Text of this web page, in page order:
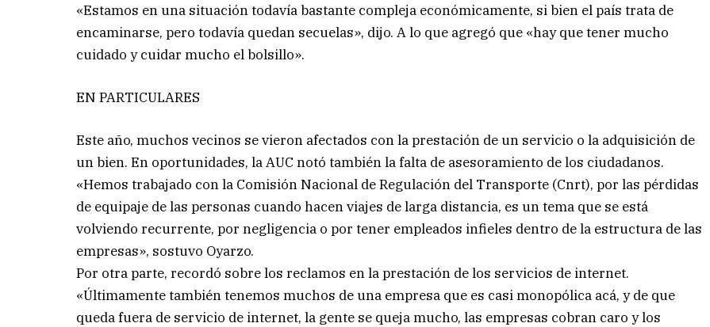
«Estamos en una situación todavía bastante compleja económicamente, si bien el país trata de
encaminarse, pero todavía quedan secuelas», dijo. A lo que agregó que «hay que tener mucho
cuidado y cuidar mucho el bolsillo».
EN PARTICULARES
Este año, muchos vecinos se vieron afectados con la prestación de un servicio o la adquisición de
un bien. En oportunidades, la AUC notó también la falta de asesoramiento de los ciudadanos.
«Hemos trabajado con la Comisión Nacional de Regulación del Transporte (Cnrt), por las pérdidas
de equipaje de las personas cuando hacen viajes de larga distancia, es un tema que se está
volviendo recurrente, por negligencia o por tener empleados infieles dentro de la estructura de las
empresas», sostuvo Oyarzo.
Por otra parte, recordó sobre los reclamos en la prestación de los servicios de internet.
«Últimamente también tenemos muchos de una empresa que es casi monopólica acá, y de que
queda fuera de servicio de internet, la gente se queja mucho, las empresas cobran caro y los